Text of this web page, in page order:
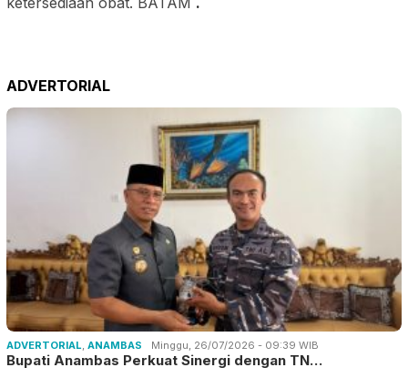
ADVERTORIAL
ADVERTORIAL, ANAMBAS Minggu, 26/07/2026 - 09:39 WIB
Bupati Anambas Perkuat Sinergi dengan TN…